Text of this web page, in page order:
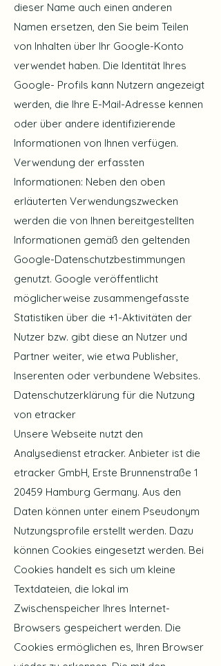
dieser Name auch einen anderen
Namen ersetzen, den Sie beim Teilen
von Inhalten über Ihr Google-Konto
verwendet haben. Die Identität Ihres
Google- Profils kann Nutzern angezeigt
werden, die Ihre E-Mail-Adresse kennen
oder über andere identifizierende
Informationen von Ihnen verfügen.
Verwendung der erfassten
Informationen: Neben den oben
erläuterten Verwendungszwecken
werden die von Ihnen bereitgestellten
Informationen gemäß den geltenden
Google-Datenschutzbestimmungen
genutzt. Google veröffentlicht
möglicherweise zusammengefasste
Statistiken über die +1-Aktivitäten der
Nutzer bzw. gibt diese an Nutzer und
Partner weiter, wie etwa Publisher,
Inserenten oder verbundene Websites.
Datenschutzerklärung für die Nutzung
von etracker
Unsere Webseite nutzt den
Analysedienst etracker. Anbieter ist die
etracker GmbH, Erste Brunnenstraße 1
20459 Hamburg Germany. Aus den
Daten können unter einem Pseudonym
Nutzungsprofile erstellt werden. Dazu
können Cookies eingesetzt werden. Bei
Cookies handelt es sich um kleine
Textdateien, die lokal im
Zwischenspeicher Ihres Internet-
Browsers gespeichert werden. Die
Cookies ermöglichen es, Ihren Browser